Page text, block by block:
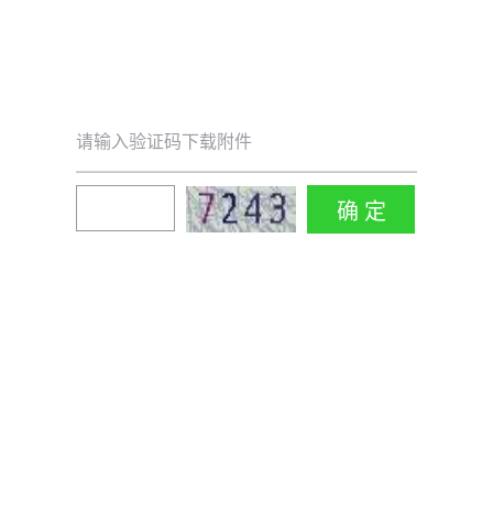
请输入验证码下载附件